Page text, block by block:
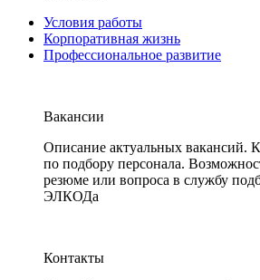
Условия работы
Корпоративная жизнь
Профессиональное развитие
Вакансии
Описание актуальных вакансий.
по подбору персонала.
резюме или вопроса в службу
ЭЛКОДа
Контакты